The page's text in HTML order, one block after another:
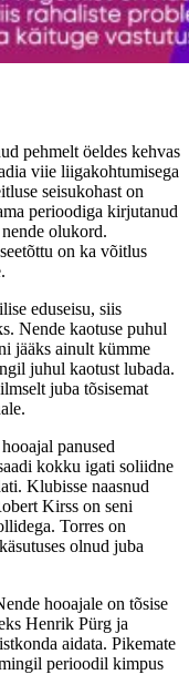
pehmelt öeldes kehvas
viie liigakohtumisega
seisukohast on
perioodiga kirjutanud
olukord.
on ka võitlus
eduseisu, siis
Nende kaotuse puhul
jääks ainult kümme
juhul kaotust lubada.
juba tõsisemat
panused
kokku igati soliidne
Klubisse naasnud
Kirss on seni
Torres on
olnud juba
hooajale on tõsise
Henrik Pürg ja
aidata. Pikemate
perioodil kimpus